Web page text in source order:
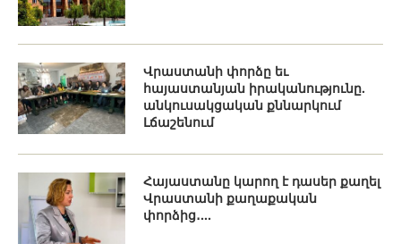
Վրաստանի փորձը եւ
հայաստանյան իրականությունը.
անկուսակցական քննարկում
Լճաշենում
Հայաստանը կարող է դասեր քաղել
Վրաստանի քաղաքական
փորձից․...